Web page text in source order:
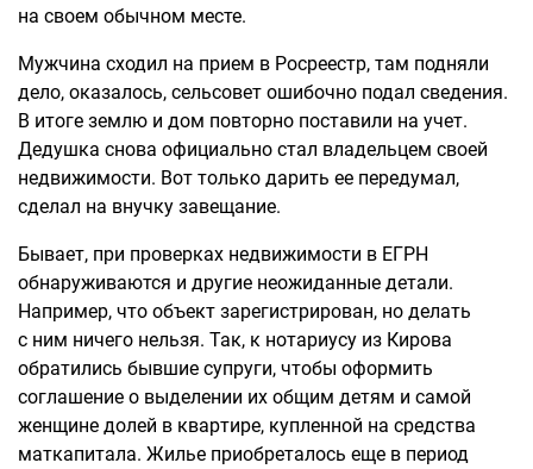
на своем обычном месте.
Мужчина сходил на прием в Росреестр, там подняли
дело, оказалось, сельсовет ошибочно подал сведения.
В итоге землю и дом повторно поставили на учет.
Дедушка снова официально стал владельцем своей
недвижимости. Вот только дарить ее передумал,
сделал на внучку завещание.
Бывает, при проверках недвижимости в ЕГРН
обнаруживаются и другие неожиданные детали.
Например, что объект зарегистрирован, но делать
с ним ничего нельзя. Так, к нотариусу из Кирова
обратились бывшие супруги, чтобы оформить
соглашение о выделении их общим детям и самой
женщине долей в квартире, купленной на средства
маткапитала. Жилье приобреталось еще в период